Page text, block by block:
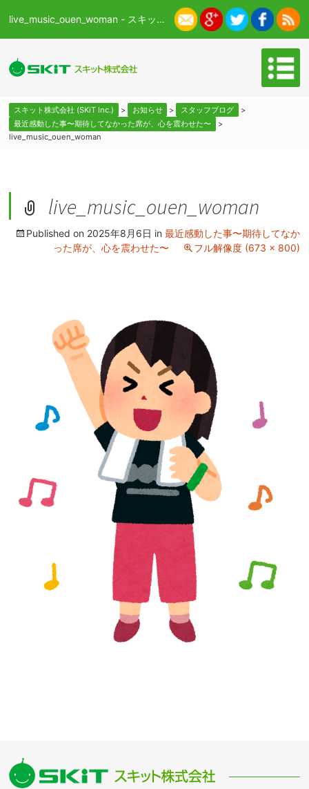
live_music_ouen_woman - スキット株式会社 (SKiT Inc.)
スキット株式会社 (SKiT Inc.) > お知らせ > スタッフブログ
>
最近感動した事〜期待してなかった席が、心を震わせた〜
>
live_music_ouen_woman
live_music_ouen_woman
Published on 2025年8月6日 in 最近感動した事〜期待してなか
った席が、心を震わせた〜
フル解像度 (673 × 800)